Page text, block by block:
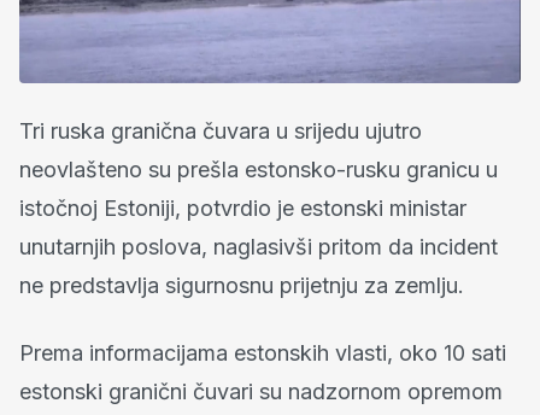
Tri ruska granična čuvara u srijedu ujutro
neovlašteno su prešla estonsko-rusku granicu u
istočnoj Estoniji, potvrdio je estonski ministar
unutarnjih poslova, naglasivši pritom da incident
ne predstavlja sigurnosnu prijetnju za zemlju.
Prema informacijama estonskih vlasti, oko 10 sati
estonski granični čuvari su nadzornom opremom